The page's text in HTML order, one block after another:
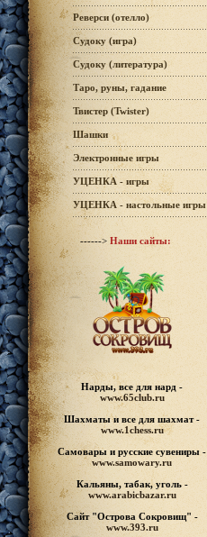
Реверси (отелло)
Судоку (игра)
Судоку (литература)
Таро, руны, гадание
Твистер (Twister)
Шашки
Электронные игры
УЦЕНКА - игры
УЦЕНКА - настольные игры
------> Наши сайты:
Нарды, все для нард -
www.65club.ru
Шахматыи все для шахмат -
www.1chess.ru
Самовары и русскиесувениры -
www.samowary.ru
Кальяны, табак, уголь -
www.arabicbazar.ru
Сайт "Острова Сокровищ" -
www.393.ru